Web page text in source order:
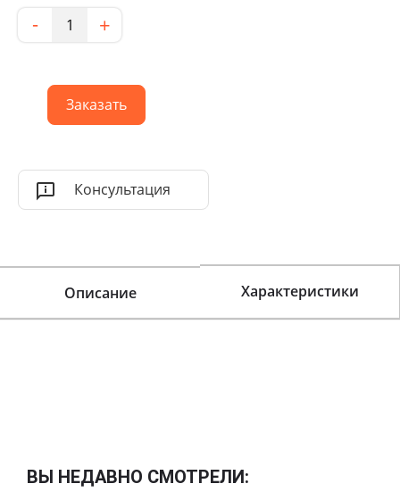
Количество
- +
Заказать
Консультация
Описание Характеристики
ВЫ НЕДАВНО СМОТРЕЛИ: